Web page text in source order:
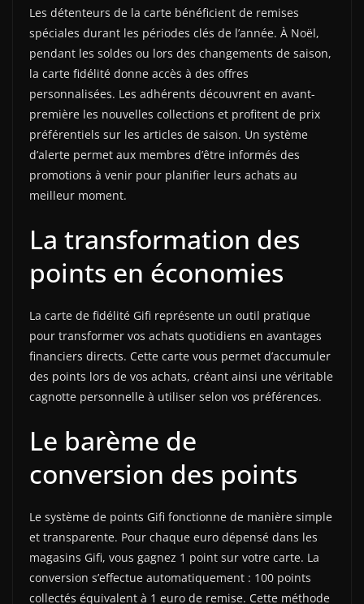
Les détenteurs de la carte bénéficient de remises
spéciales durant les périodes clés de l’année. À Noël,
pendant les soldes ou lors des changements de saison,
la carte fidélité donne accès à des offres
personnalisées. Les adhérents découvrent en avant-
première les nouvelles collections et profitent de prix
préférentiels sur les articles de saison. Un système
d’alerte permet aux membres d’être informés des
promotions à venir pour planifier leurs achats au
meilleur moment.
La transformation des
points en économies
La carte de fidélité Gifi représente un outil pratique
pour transformer vos achats quotidiens en avantages
financiers directs. Cette carte vous permet d’accumuler
des points lors de vos achats, créant ainsi une véritable
cagnotte personnelle à utiliser selon vos préférences.
Le barème de
conversion des points
Le système de points Gifi fonctionne de manière simple
et transparente. Pour chaque euro dépensé dans les
magasins Gifi, vous gagnez 1 point sur votre carte. La
conversion s’effectue automatiquement : 100 points
collectés équivalent à 1 euro de remise. Cette méthode